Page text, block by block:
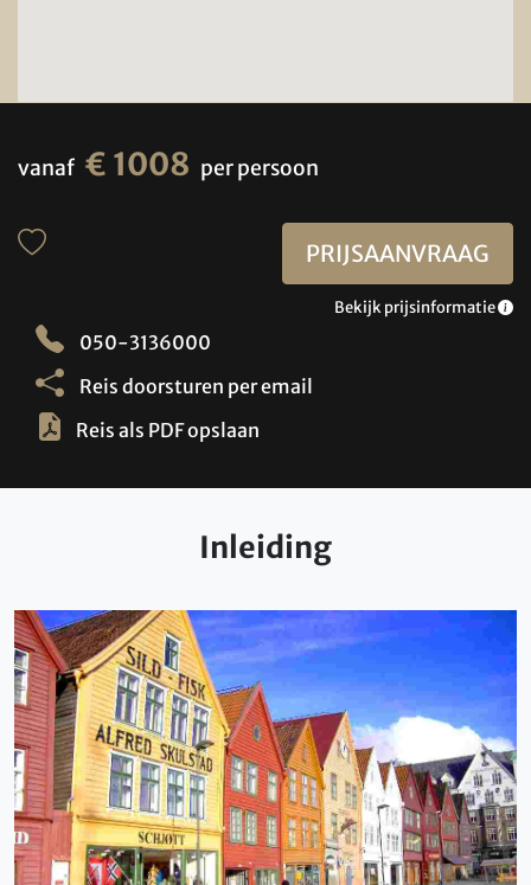
vanaf € 1008 per persoon
PRIJSAANVRAAG
Bekijk prijsinformatie
050-3136000
Reis doorsturen per email
Reis als PDF opslaan
Inleiding